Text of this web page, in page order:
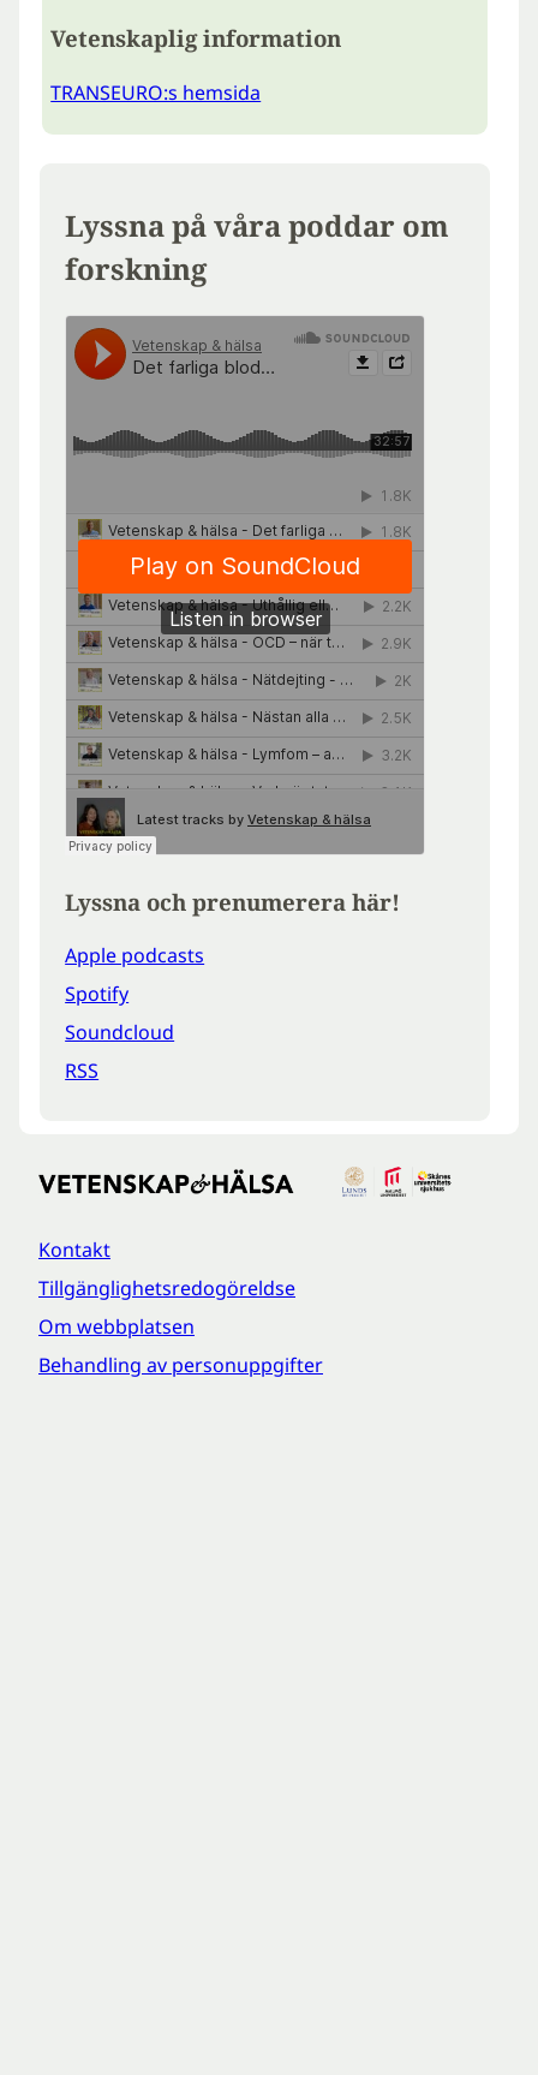
Vetenskaplig information
TRANSEURO:s hemsida
Lyssna på våra poddar om
forskning
Lyssna och prenumerera här!
Apple podcasts
Spotify
Soundcloud
RSS
Kontakt
Tillgänglighetsredogöreldse
Om webbplatsen
Behandling av personuppgifter